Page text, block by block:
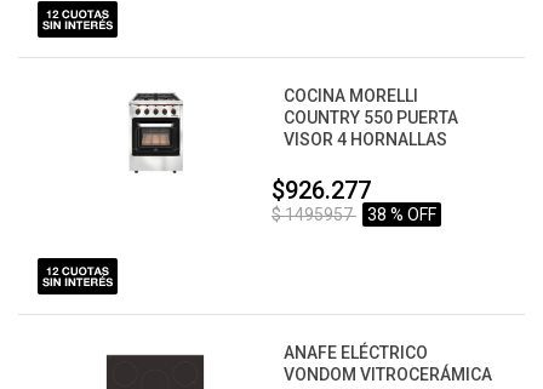
COCINA MORELLI
COUNTRY 550 PUERTA
VISOR 4 HORNALLAS
$926.277
$ 1495957 38 % OFF
ANAFE ELÉCTRICO
VONDOM VITROCERÁMICA